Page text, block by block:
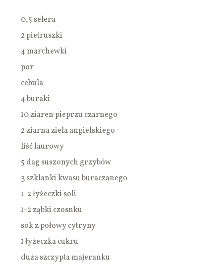
0,5 selera
2 pietruszki
4 marchewki
por
cebula
4 buraki
10 ziaren pieprzu czarnego
2 ziarna ziela angielskiego
liść laurowy
5 dag suszonych grzybów
3 szklanki kwasu buraczanego
1-2 łyżeczki soli
1-2 ząbki czosnku
sok z połowy cytryny
1 łyżeczka cukru
duża szczypta majeranku